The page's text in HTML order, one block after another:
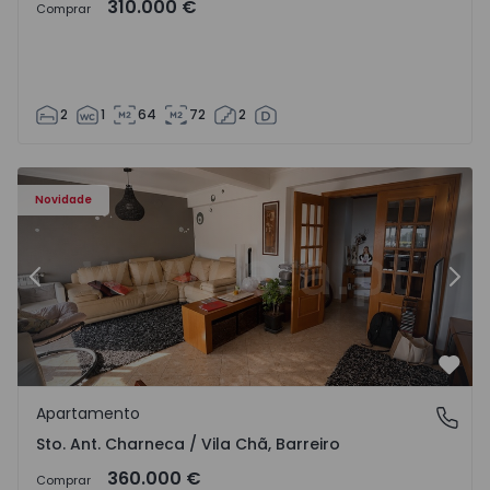
Comprar 310.000 €
2 1 64 72 2
Novidade
- 1573477 - 14
Apartamento T3 Barreiro, Sto. Ant. Charneca / Vila Chã -
Anterior
Sto. Ant. Charneca / Vila Chã, Barreiro
Apartamento
Sto. Ant. Charneca / Vila Chã, Barreiro
Comprar 360.000 €